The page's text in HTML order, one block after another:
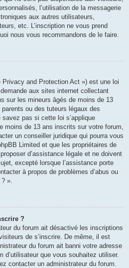
l’utilisation de la messagerie
aux autres utilisateurs,
etc. L’inscription ne vous prend
nous vous recommandons de le faire.
Privacy and Protection Act ») est une loi
aux sites internet collectant
sur les mineurs âgés de moins de 13
ou des tuteurs légaux des
pas si cette loi s’applique
moins de 13 ans inscrits sur votre forum,
un conseiller juridique qui pourra vous
Limited et que les propriétaires de
d’assistance légale et ne doivent
excepté lorsque l’assistance porte
à propos de problèmes d’abus ou
? ».
?
du forum ait désactivé les inscriptions
de s’inscrire. De même, il est
du forum ait banni votre adresse
d’utilisateur que vous souhaitez utiliser.
contacter un administrateur du forum.